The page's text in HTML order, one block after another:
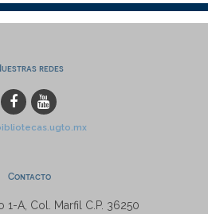
redes
Contacto
1-A, Col. Marfil C.P. 36250